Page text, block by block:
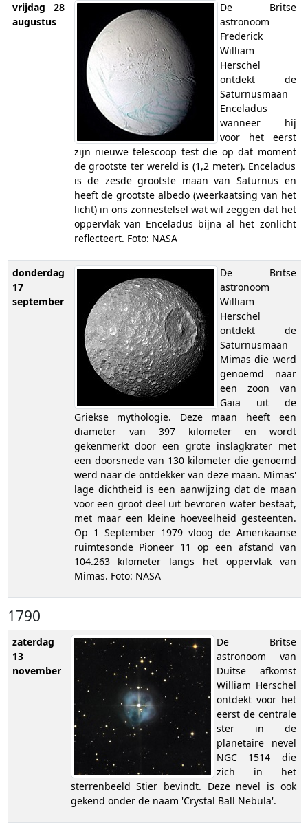
vrijdag 28
augustus
De Britse
astronoom
Frederick
William
Herschel
ontdekt de
Saturnusmaan
Enceladus
wanneer hij
voor het eerst
zijn nieuwe telescoop test die op dat moment
de grootste ter wereld is (1,2 meter). Enceladus
is de zesde grootste maan van Saturnus en
heeft de grootste albedo (weerkaatsing van het
licht) in ons zonnestelsel wat wil zeggen dat het
oppervlak van Enceladus bijna al het zonlicht
reflecteert. Foto: NASA
donderdag
17
september
De Britse
astronoom
William
Herschel
ontdekt de
Saturnusmaan
Mimas die werd
genoemd naar
een zoon van
Gaia uit de
Griekse mythologie. Deze maan heeft een
diameter van 397 kilometer en wordt
gekenmerkt door een grote inslagkrater met
een doorsnede van 130 kilometer die genoemd
werd naar de ontdekker van deze maan. Mimas'
lage dichtheid is een aanwijzing dat de maan
voor een groot deel uit bevroren water bestaat,
met maar een kleine hoeveelheid gesteenten.
Op 1 September 1979 vloog de Amerikaanse
ruimtesonde Pioneer 11 op een afstand van
104.263 kilometer langs het oppervlak van
Mimas. Foto: NASA
1790
zaterdag
13
november
De Britse
astronoom van
Duitse afkomst
William Herschel
ontdekt voor het
eerst de centrale
ster in de
planetaire nevel
NGC 1514 die
zich in het
sterrenbeeld Stier bevindt. Deze nevel is ook
gekend onder de naam 'Crystal Ball Nebula'.